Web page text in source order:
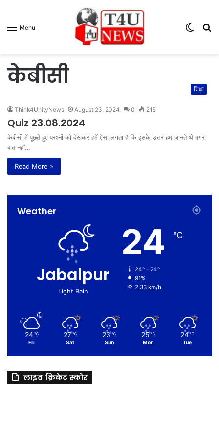
Menu
Switch
केबीसी शिक्षा
Think4UnityNews August 23, 2024 0 215
Quiz 23.08.2024
केबीसी में पूछते हुए प्रश्नों को देखकर हमें ऐसा लगता है कि इसके उत्तर हम जानते थे मगर
बात नहीं…
Read More »
Weather
Jabalpur
Light Rain
24 ℃
24º - 24º
91%
2.33 km/h
24 ℃
Fri
27 ℃
Sat
23 ℃
Sun
25 ℃
Mon
24 ℃
Tue
लाइव क्रिकेट स्कोर